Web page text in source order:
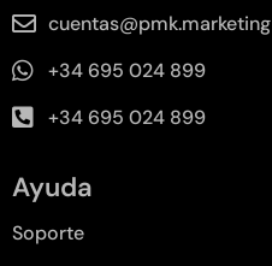
cuentas@pmk.marketing
+34 695 024 899
+34 695 024 899
Ayuda
Soporte